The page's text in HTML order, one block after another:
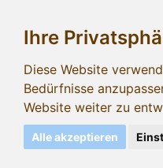
Ihre
Diese Website
Bedürfnisse
Website weiter zu
Alle akzeptieren